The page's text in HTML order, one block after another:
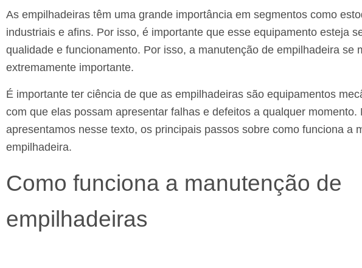
As empilhadeiras têm uma grande importância em segmentos como
industriais e afins. Por isso, é importante que esse equipamento esteja
qualidade e funcionamento. Por isso, a manutenção de empilhadeira se
extremamente importante.
É importante ter ciência de que as empilhadeiras são equipamentos
com que elas possam apresentar falhas e defeitos a qualquer momento.
apresentamos nesse texto, os principais passos sobre como funciona a
empilhadeira.
Como funciona a manutenção de
empilhadeiras